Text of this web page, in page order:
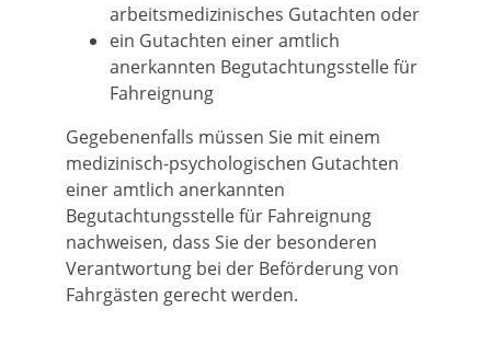
arbeitsmedizinisches Gutachten oder
ein Gutachten einer amtlich
anerkannten Begutachtungsstelle für
Fahreignung
Gegebenenfalls müssen Sie mit einem
medizinisch-psychologischen Gutachten
einer amtlich anerkannten
Begutachtungsstelle für Fahreignung
nachweisen, dass Sie der besonderen
Verantwortung bei der Beförderung von
Fahrgästen gerecht werden.